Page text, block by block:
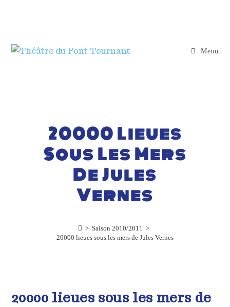
Menu
20000 Lieues
Sous Les Mers
De Jules
Vernes
> Saison 2010/2011 >
20000 lieues sous les mers de Jules Vernes
20000 lieues sous les mers de